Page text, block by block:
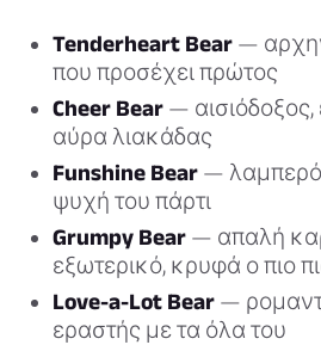
Tenderheart Bear —
που προσέχει πρώτος
Cheer Bear —
αύρα λιακάδας
Funshine Bear —
ψυχή του πάρτι
Grumpy Bear — απαλή
εξωτερικό, κρυφά ο πιο
Love-a-Lot Bear —
εραστής με τα όλα του